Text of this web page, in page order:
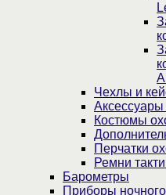
Чехлы и
Аксессуары
Костюмы
Перчатки
Ремни
Барометры
Приборы